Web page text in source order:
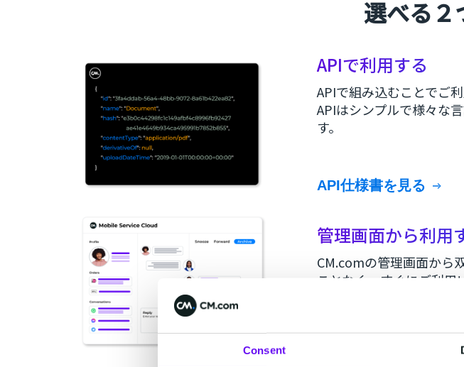
Consent
選べる２
APIで利用する
APIで組み込むことでご
APIはシンプルで様々な
API仕様書を見る
管理画面から利用
CM.comの管理画面から
ことなく、すぐにご利用